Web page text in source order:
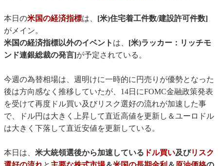
本日の米国の経済指標は、 [米)住宅着工件数/建設許可件数]
がメイン。
米国の経済指標以外のイベント は、 [米)ラッカー：リッチモ
ンド連銀総裁の発言]が予定されている。
今週の為替相場は、週明けに一時的に円売りが優勢となった
後は方向感なく推移していたが、14日にFOMC金融政策発表
を受けて再度ドル買い及びリスク選好の流れが加速した事
で、ドル円は大きく上昇して直近高値を更新し＆ユーロドル
は大きく下落して直近安値を更新している。
本日は、 米大統領選後から加速している ドル買い及びリスク